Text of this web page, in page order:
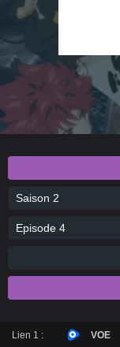
Lien 1 : VOE